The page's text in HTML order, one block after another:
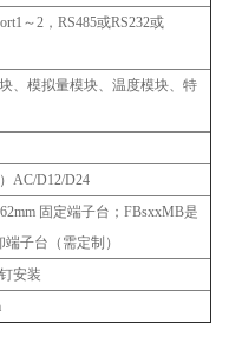
～2，RS485或RS232或
、模拟量模块、温度模块、特
AC/D12/D24
固定端子台；FBsxxMB是
端子台（需定制）
安装